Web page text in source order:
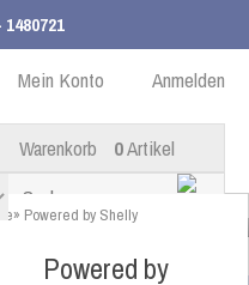
1480721
DE Anmelden
Mein Konto
Warenkorb 0Artikel
» Powered by Shelly
Powered by